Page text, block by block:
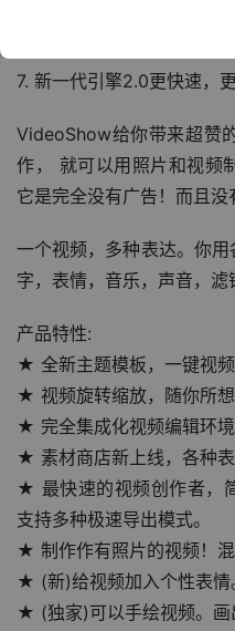
7. 新一代引擎2.0更快速，
VideoShow给你带来超赞
作， 就可以用照片和视频
它是完全没有广告！而且没
一个视频，多种表达。你
字，表情，音乐，声音，滤
产品特性:
★ 全新主题模板，一键视频
★ 视频旋转缩放，随你所想
★ 完全集成化视频编辑环
★ 素材商店新上线，各种表
★ 最快速的视频创作者，
支持多种极速导出模式。
★ 制作作有照片的视频！混
★ (新)给视频加入个性表情
★ (独家)可以手绘视频。画